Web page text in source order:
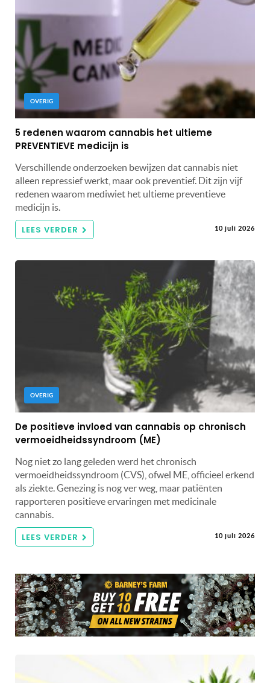
OVERIG
5 redenen waarom cannabis het ultieme
PREVENTIEVE medicijn is
Verschillende onderzoeken bewijzen dat cannabis niet
alleen repressief werkt, maar ook preventief. Dit zijn vijf
redenen waarom mediwiet het ultieme preventieve
medicijn is.
LEES VERDER 10 juli 2026
OVERIG
De positieve invloed van cannabis op chronisch
vermoeidheidssyndroom (ME)
Nog niet zo lang geleden werd het chronisch
vermoeidheidssyndroom (CVS), ofwel ME, officieel erkend
als ziekte. Genezing is nog ver weg, maar patiënten
rapporteren positieve ervaringen met medicinale
cannabis.
LEES VERDER 10 juli 2026